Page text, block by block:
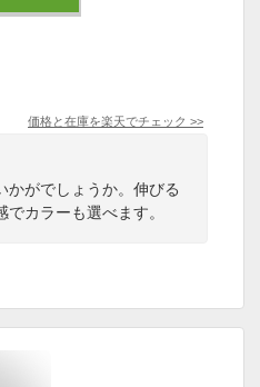
価格と在庫を楽天でチェック >>
かがでしょうか。伸びる
カラーも選べます。